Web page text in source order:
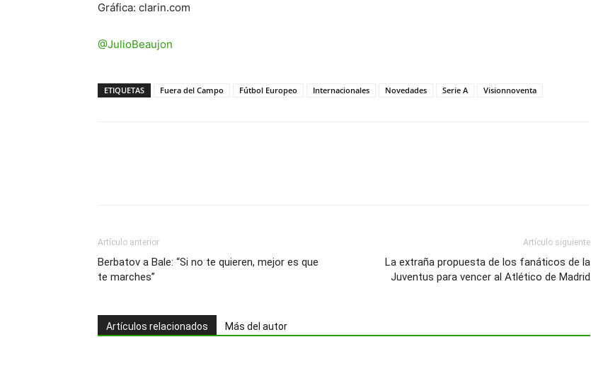
Gráfica: clarin.com
@JulioBeaujon
ETIQUETAS Fuera del Campo Fútbol Europeo Internacionales Novedades Serie A Visionnoventa
Artículo anterior
Berbatov a Bale: “Si no te quieren, mejor es que
te marches”
Artículo siguiente
La extraña propuesta de los fanáticos de la
Juventus para vencer al Atlético de Madrid
Artículos relacionados Más del autor